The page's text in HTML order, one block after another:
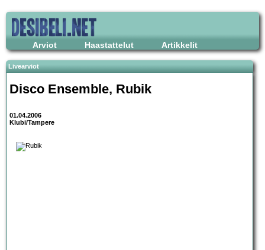
Arviot Haastattelut Artikkelit
Livearviot
Disco Ensemble, Rubik
01.04.2006
Klubi/Tampere